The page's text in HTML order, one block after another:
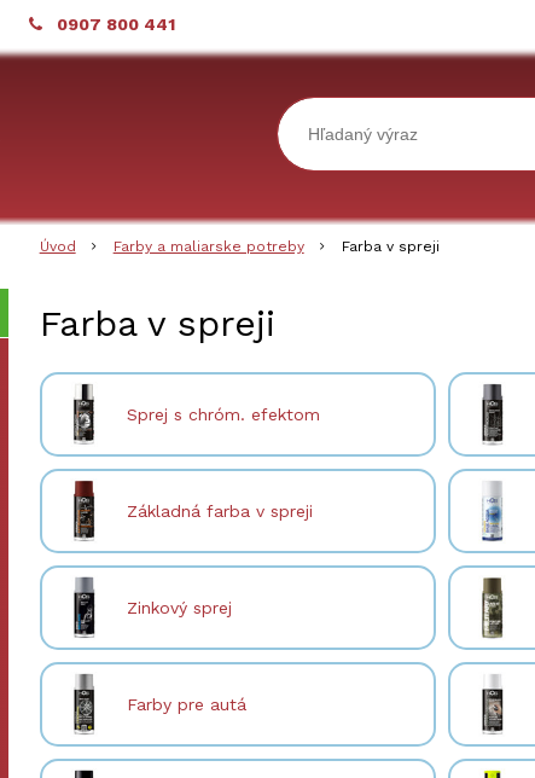
0907 800 441
Úvod Farby a maliarske potreby Farba v spreji
Farba v spreji
Sprej s chróm. efektom
Základná farba v spreji
Zinkový sprej
Farby pre autá